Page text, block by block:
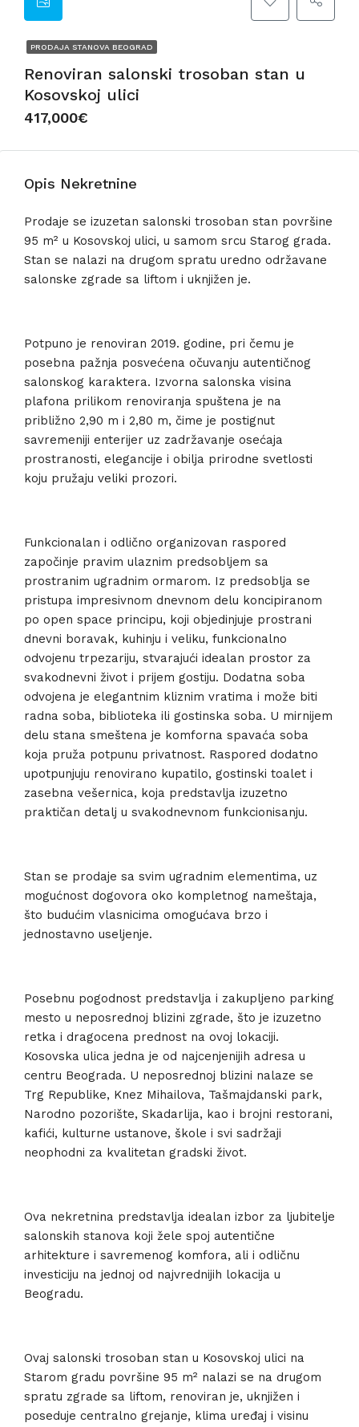
PRODAJA STANOVA BEOGRAD
Renoviran salonski trosoban stan u
Kosovskoj ulici
417,000€
Opis Nekretnine
Prodaje se izuzetan salonski trosoban stan površine
95 m² u Kosovskoj ulici, u samom srcu Starog grada.
Stan se nalazi na drugom spratu uredno održavane
salonske zgrade sa liftom i uknjižen je.
Potpuno je renoviran 2019. godine, pri čemu je
posebna pažnja posvećena očuvanju autentičnog
salonskog karaktera. Izvorna salonska visina
plafona prilikom renoviranja spuštena je na
približno 2,90 m i 2,80 m, čime je postignut
savremeniji enterijer uz zadržavanje osećaja
prostranosti, elegancije i obilja prirodne svetlosti
koju pružaju veliki prozori.
Funkcionalan i odlično organizovan raspored
započinje pravim ulaznim predsobljem sa
prostranim ugradnim ormarom. Iz predsoblja se
pristupa impresivnom dnevnom delu koncipiranom
po open space principu, koji objedinjuje prostrani
dnevni boravak, kuhinju i veliku, funkcionalno
odvojenu trpezariju, stvarajući idealan prostor za
svakodnevni život i prijem gostiju. Dodatna soba
odvojena je elegantnim kliznim vratima i može biti
radna soba, biblioteka ili gostinska soba. U mirnijem
delu stana smeštena je komforna spavaća soba
koja pruža potpunu privatnost. Raspored dodatno
upotpunjuju renovirano kupatilo, gostinski toalet i
zasebna vešernica, koja predstavlja izuzetno
praktičan detalj u svakodnevnom funkcionisanju.
Stan se prodaje sa svim ugradnim elementima, uz
mogućnost dogovora oko kompletnog nameštaja,
što budućim vlasnicima omogućava brzo i
jednostavno useljenje.
Posebnu pogodnost predstavlja i zakupljeno parking
mesto u neposrednoj blizini zgrade, što je izuzetno
retka i dragocena prednost na ovoj lokaciji.
Kosovska ulica jedna je od najcenjenijih adresa u
centru Beograda. U neposrednoj blizini nalaze se
Trg Republike, Knez Mihailova, Tašmajdanski park,
Narodno pozorište, Skadarlija, kao i brojni restorani,
kafići, kulturne ustanove, škole i svi sadržaji
neophodni za kvalitetan gradski život.
Ova nekretnina predstavlja idealan izbor za ljubitelje
salonskih stanova koji žele spoj autentične
arhitekture i savremenog komfora, ali i odličnu
investiciju na jednoj od najvrednijih lokacija u
Beogradu.
Ovaj salonski trosoban stan u Kosovskoj ulici na
Starom gradu površine 95 m² nalazi se na drugom
spratu zgrade sa liftom, renoviran je, uknjižen i
poseduje centralno grejanje, klima uređaj i visinu